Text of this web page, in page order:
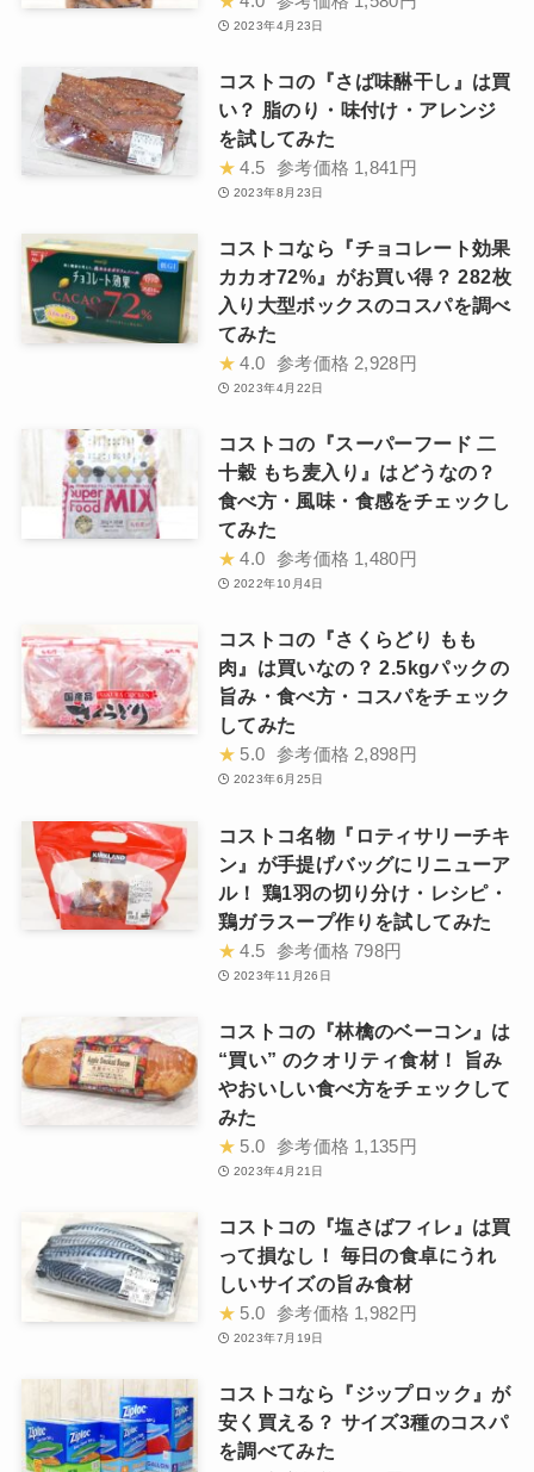
2023年4月23日
コストコの『さば味醂干し』は買
い？ 脂のり・味付け・アレンジ
を試してみた
★ 4.5 参考価格 1,841円
2023年8月23日
コストコなら『チョコレート効果
カカオ72%』がお買い得？ 282枚
入り大型ボックスのコスパを調べ
てみた
★ 4.0 参考価格 2,928円
2023年4月22日
コストコの『スーパーフード 二
十穀 もち麦入り』はどうなの？
食べ方・風味・食感をチェックし
てみた
★ 4.0 参考価格 1,480円
2022年10月4日
コストコの『さくらどり もも
肉』は買いなの？ 2.5kgパックの
旨み・食べ方・コスパをチェック
してみた
★ 5.0 参考価格 2,898円
2023年6月25日
コストコ名物『ロティサリーチキ
ン』が手提げバッグにリニューア
ル！ 鶏1羽の切り分け・レシピ・
鶏ガラスープ作りを試してみた
★ 4.5 参考価格 798円
2023年11月26日
コストコの『林檎のベーコン』は
“買い” のクオリティ食材！ 旨み
やおいしい食べ方をチェックして
みた
★ 5.0 参考価格 1,135円
2023年4月21日
コストコの『塩さばフィレ』は買
って損なし！ 毎日の食卓にうれ
しいサイズの旨み食材
★ 5.0 参考価格 1,982円
2023年7月19日
コストコなら『ジップロック』が
安く買える？ サイズ3種のコスパ
を調べてみた